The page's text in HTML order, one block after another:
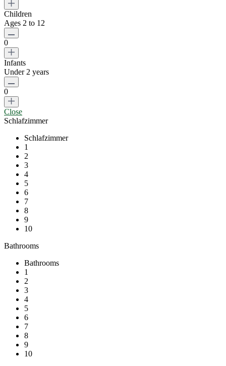
Children
Ages 2 to 12
0
Infants
Under 2 years
0
Close
Schlafzimmer
Schlafzimmer
1
2
3
4
5
6
7
8
9
10
Bathrooms
Bathrooms
1
2
3
4
5
6
7
8
9
10